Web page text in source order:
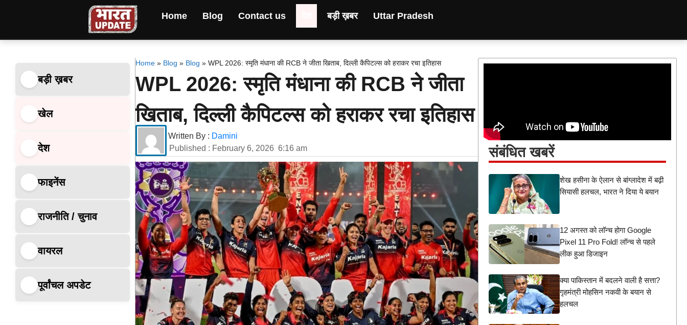
Home Blog Contact us बड़ी ख़बर Uttar Pradesh
बड़ी ख़बर
खेल
देश
फाइनेंस
राजनीति / चुनाव
वायरल
पूर्वांचल अपडेट
Home» Blog » Blog » WPL 2026: स्मृति मंधाना की RCB ने जीता खिताब, दिल्ली कैपिटल्स को हराकर रचा इतिहास
WPL 2026: स्मृति मंधाना की RCB ने जीता
खिताब, दिल्ली कैपिटल्स को हराकर रचा इतिहास
Written By : Damini
Published : February 6, 2026 6:16 am संबंधित खबरें
शेख हसीना के ऐलान से बांग्लादेश में बढ़ी
सियासी हलचल, भारत ने दिया ये बयान
12 अगस्त को लॉन्च होगा Google
Pixel 11 Pro Fold! लॉन्च से पहले
लीक हुआ डिजाइन
क्या पाकिस्तान में बदलने वाली है सत्ता?
गृहमंत्री मोहसिन नकवी के बयान से
हलचल